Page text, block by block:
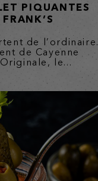
PIQUANTES
de l’ordinaire.
de Cayenne
le...